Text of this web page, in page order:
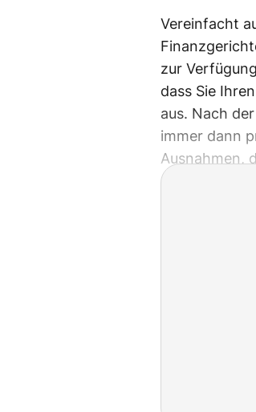
Vereinfacht
zur
dass Sie
aus. Nach
immer dann
Ausnahmen,